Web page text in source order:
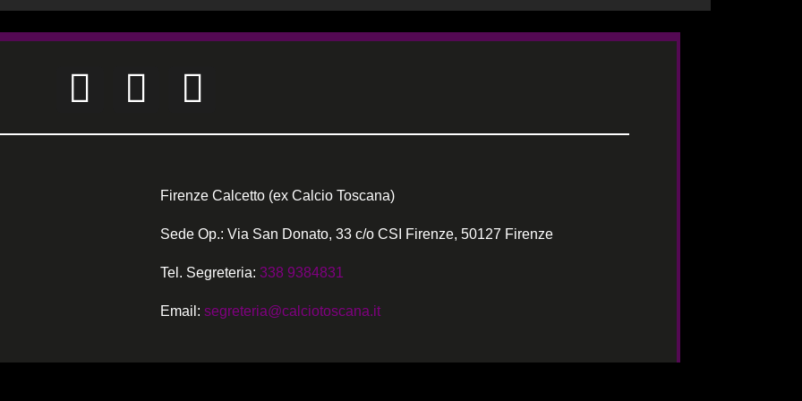
Firenze Calcetto (ex Calcio Toscana)
Sede Op.: Via San Donato, 33 c/o CSI Firenze, 50127 Firenze
Tel. Segreteria: 338 9384831
Email: segreteria@calciotoscana.it